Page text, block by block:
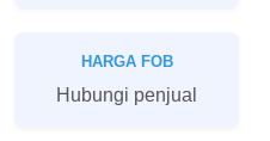
HARGA FOB
Hubungi penjual